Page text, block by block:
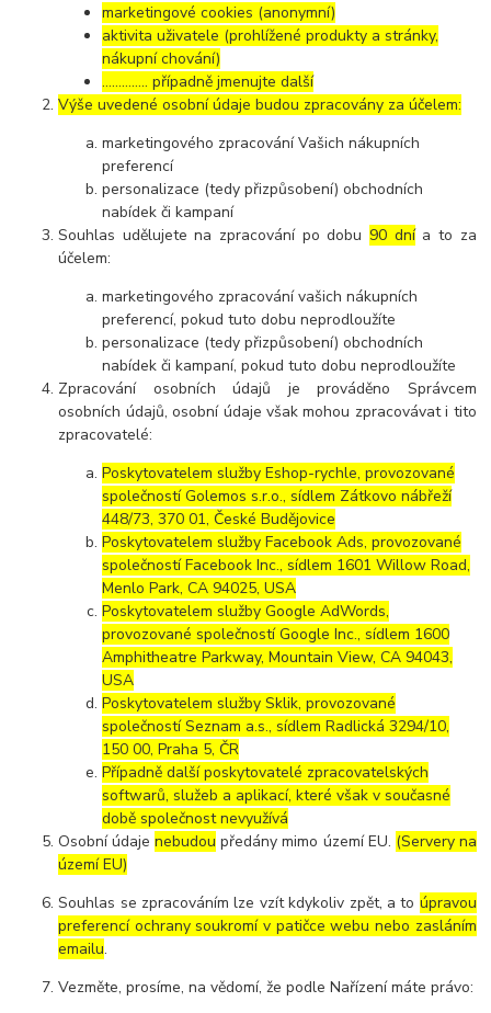
marketingové cookies (anonymní)
aktivita uživatele (prohlížené produkty a stránky,
nákupní chování)
………….. případně jmenujte další
Výše uvedené osobní údaje budou zpracovány za účelem:
marketingového zpracování Vašich nákupních
preferencí
personalizace (tedy přizpůsobení) obchodních
nabídek či kampaní
Souhlas udělujete na zpracování po dobu 90 dnía to za
účelem:
marketingového zpracování vašich nákupních
preferencí, pokud tuto dobu neprodloužíte
personalizace (tedy přizpůsobení) obchodních
nabídek či kampaní, pokud tuto dobu neprodloužíte
Zpracování osobních údajů je prováděno Správcem
osobních údajů, osobní údaje však mohou zpracovávat i tito
zpracovatelé:
Poskytovatelem služby Eshop-rychle, provozované
společností Golemos s.r.o., sídlem Zátkovo nábřeží
448/73, 370 01, České Budějovice
Poskytovatelem služby Facebook Ads, provozované
společností Facebook Inc., sídlem 1601 Willow Road,
Menlo Park, CA 94025, USA
Poskytovatelem služby Google AdWords,
provozované společností Google Inc., sídlem 1600
Amphitheatre Parkway, Mountain View, CA 94043,
USA
Poskytovatelem služby Sklik, provozované
společností Seznam a.s., sídlem Radlická 3294/10,
150 00, Praha 5, ČR
Případně další poskytovatelé zpracovatelských
softwarů, služeb a aplikací, které však v současné
době společnost nevyužívá
Osobní údajenebudou předány mimo území EU. (Servery na
území EU)
Souhlas se zpracováním lze vzít kdykoliv zpět, a to úpravou
preferencí ochrany soukromí v patičce webu nebo zasláním
emailu.
Vezměte, prosíme, na vědomí, že podle Nařízení máte právo: